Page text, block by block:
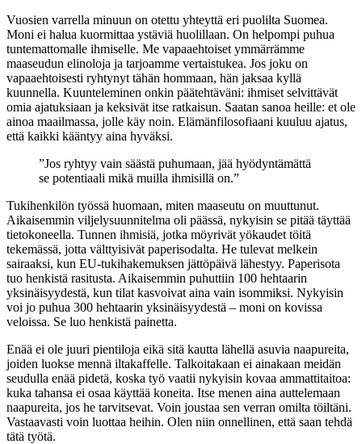
Vuosien varrella minuun on otettu yhteyttä eri puolilta Suomea.
Moni ei halua kuormittaa ystäviä huolillaan. On helpompi puhua
tuntemattomalle ihmiselle. Me vapaaehtoiset ymmärrämme
maaseudun elinoloja ja tarjoamme vertaistukea. Jos joku on
vapaaehtoisesti ryhtynyt tähän hommaan, hän jaksaa kyllä
kuunnella. Kuunteleminen onkin päätehtäväni: ihmiset selvittävät
omia ajatuksiaan ja keksivät itse ratkaisun. Saatan sanoa heille: et ole
ainoa maailmassa, jolle käy noin. Elämänfilosofiaani kuuluu ajatus,
että kaikki kääntyy aina hyväksi.
”Jos ryhtyy vain säästä puhumaan, jää hyödyntämättä
se potentiaali mikä muilla ihmisillä on.”
Tukihenkilön työssä huomaan, miten maaseutu on muuttunut.
Aikaisemmin viljelysuunnitelma oli päässä, nykyisin se pitää täyttää
tietokoneella. Tunnen ihmisiä, jotka möyrivät yökaudet töitä
tekemässä, jotta välttyisivät paperisodalta. He tulevat melkein
sairaaksi, kun EU-tukihakemuksen jättöpäivä lähestyy. Paperisota
tuo henkistä rasitusta. Aikaisemmin puhuttiin 100 hehtaarin
yksinäisyydestä, kun tilat kasvoivat aina vain isommiksi. Nykyisin
voi jo puhua 300 hehtaarin yksinäisyydestä – moni on kovissa
veloissa. Se luo henkistä painetta.
Enää ei ole juuri pientiloja eikä sitä kautta lähellä asuvia naapureita,
joiden luokse mennä iltakaffelle. Talkoitakaan ei ainakaan meidän
seudulla enää pidetä, koska työ vaatii nykyisin kovaa ammattitaitoa:
kuka tahansa ei osaa käyttää koneita. Itse menen aina auttelemaan
naapureita, jos he tarvitsevat. Voin joustaa sen verran omilta töiltäni.
Vastaavasti voin luottaa heihin. Olen niin onnellinen, että saan tehdä
tätä työtä.